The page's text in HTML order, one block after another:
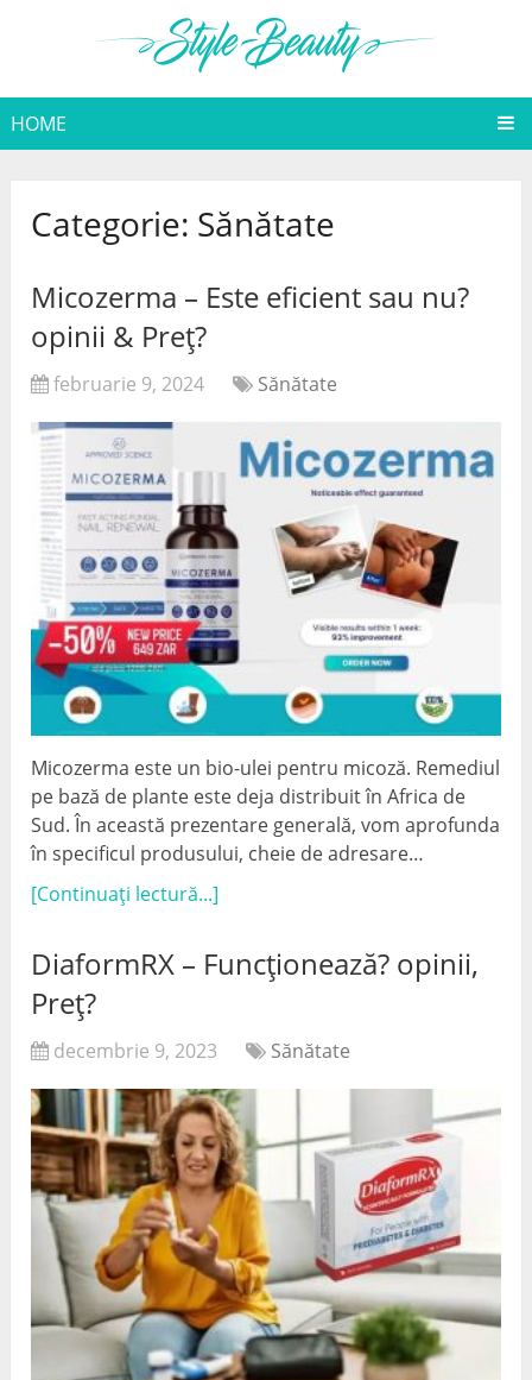
HOME
Categorie: Sănătate
Micozerma – Este eficient sau nu?
opinii & Preț?
februarie 9, 2024 Sănătate
Micozerma este un bio-ulei pentru micoză. Remediul
pe bază de plante este deja distribuit în Africa de
Sud. În această prezentare generală, vom aprofunda
în specificul produsului, cheie de adresare…
[Continuați lectură...]
DiaformRX – Funcționează? opinii,
Preț?
decembrie 9, 2023 Sănătate